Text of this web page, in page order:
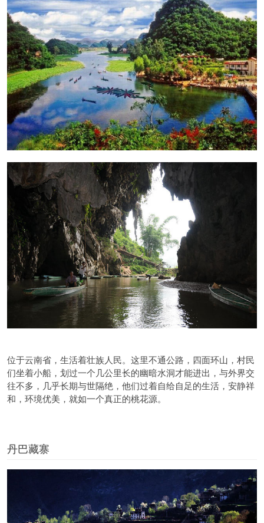
位于云南省，生活着壮族人民。这里不通公路，四面环山，村民
们坐着小船，划过一个几公里长的幽暗水洞才能进出，与外界交
往不多，几乎长期与世隔绝，他们过着自给自足的生活，安静祥
和，环境优美，就如一个真正的桃花源。
丹巴藏寨